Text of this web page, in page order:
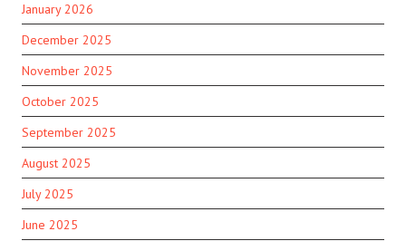
January 2026
December 2025
November 2025
October 2025
September 2025
August 2025
July 2025
June 2025